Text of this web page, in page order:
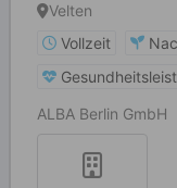
Velten
Vollzeit
ALBA Berlin GmbH